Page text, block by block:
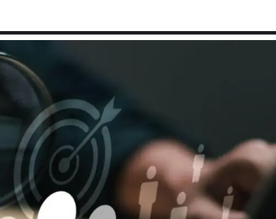
F
formazione